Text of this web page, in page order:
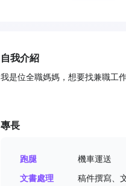
自我介紹
我是位全職媽媽，想要找兼職工
專長
跑腿
機車運送
文書處理
稿件撰寫、